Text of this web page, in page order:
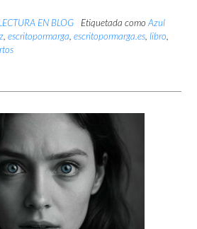
EN BLOG Etiquetada comoAzul
, escritopormarga, escritopormarga.es, libro,